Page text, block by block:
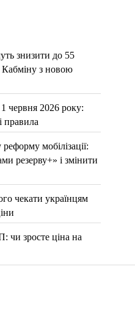
знизити до 55
Кабміну з новою
червня 2026 року:
правила
мобілізації:
резерву+» і змінити
чекати українцям
зросте ціна на